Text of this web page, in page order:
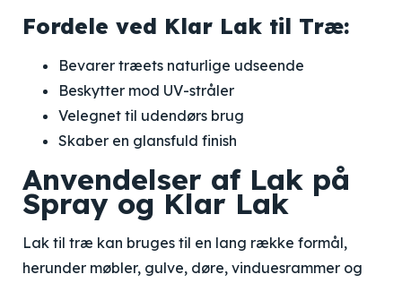
Fordele ved Klar Lak til Træ:
Bevarer træets naturlige udseende
Beskytter mod UV-stråler
Velegnet til udendørs brug
Skaber en glansfuld finish
Anvendelser af Lak på
Spray og Klar Lak
Lak til træ kan bruges til en lang række formål,
herunder møbler, gulve, døre, vinduesrammer og